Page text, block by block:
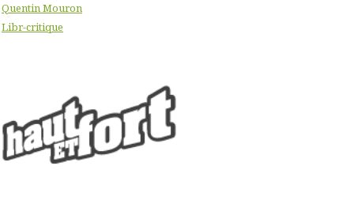
Quentin Mouron
Libr-critique